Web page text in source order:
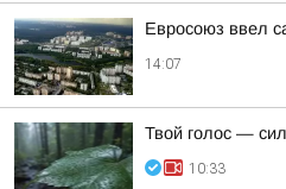
Евросоюз ввел
14:07
Твой голос —
10:33